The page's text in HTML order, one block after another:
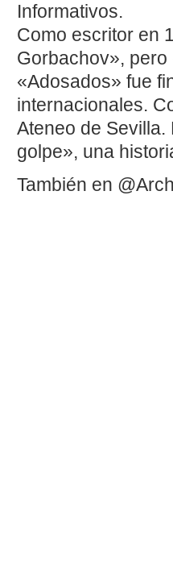
Informativos.
Como escritor en
Gorbachov»,
«Adosados» fue
internacionales.
Ateneo de
golpe», una
También en